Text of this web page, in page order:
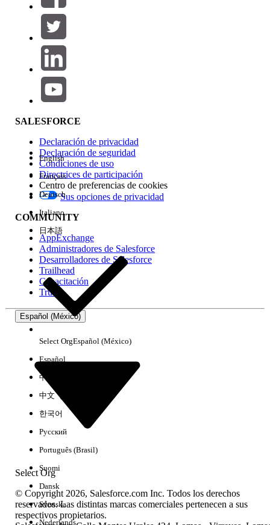
SELECCIONAR FILTROS
Área de productos
Repercusión de función
Edición
Experiencia
No hay resultados
SALESFORCE
Declaración de privacidad
Declaración de seguridad
Condiciones de uso
Directrices de participación
Centro de preferencias de cookies
Sus opciones de privacidad
COMMUNITY
AppExchange
Administradores de Salesforce
Desarrolladores de Salesforce
Trailhead
Capacitación
Trust
Español (México)
Select Org
English
Français
Deutsch
Italiano
日本語
Select OrgEspañol (México)
Español
中文（简体）
中文（繁體）
한국어
Русский
Português (Brasil)
Suomi
Dansk
Svenska
Nederlands
© Copyright 2026, Salesforce.com Inc. Todos los derechos
reservados. Las distintas marcas comerciales pertenecen a sus
respectivos propietarios.